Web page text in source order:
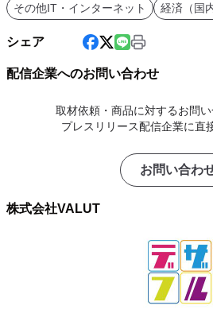
その他IT・インターネット
経済（国内
シェア
配信企業へのお問い合わせ
取材依頼・商品に対するお問い
プレスリリース配信企業に直
お問い合わ
株式会社VALUT